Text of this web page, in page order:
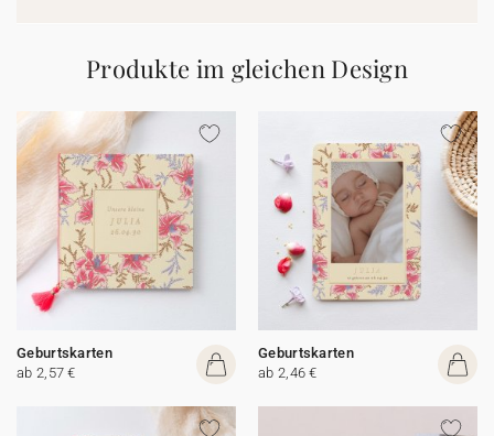
Produkte im gleichen Design
Geburtskarten
ab 2,57 €
Geburtskarten
ab 2,46 €